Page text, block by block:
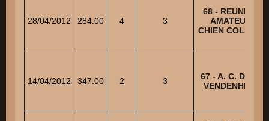
28/04/2012 284.00 4 3
68 - REUNION
AMATEUR
CHIEN COLMAR
14/04/2012 347.00 2 3
67 - A. C. D. DE
VENDENHEIM